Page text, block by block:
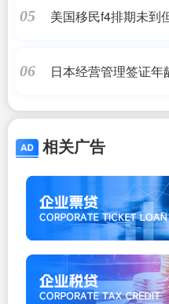
05
美国移民f4排期未到
06
日本经营管理签证年
身说法...,日本移民_
相关广告